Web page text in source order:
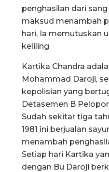
penghasilan dari
maksud menambah
hari, Ia memutuskan
keliling
Kartika Chandra
Mohammad Daroji,
kepolisian yang
Detasemen B
Sudah sekitar tiga
1981 ini berjualan
menambah
Setiap hari Kartika
dengan Bu Daroji